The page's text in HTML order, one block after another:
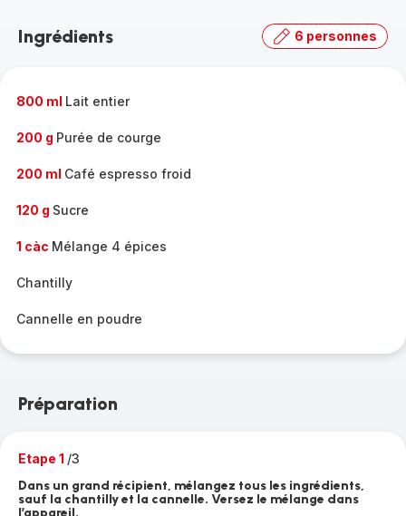
Ingrédients 6 personnes
800 ml Lait entier
200 g Purée de courge
200 ml Café espresso froid
120 g Sucre
1 càc Mélange 4 épices
Chantilly
Cannelle en poudre
Préparation
Etape 1 /3
Dans un grand récipient, mélangez tous les ingrédients,
sauf la chantilly et la cannelle. Versez le mélange dans
l’appareil.